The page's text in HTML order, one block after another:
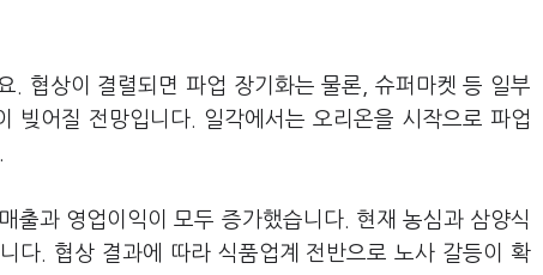
협상이 결렬되면 파업 장기화는 물론, 슈퍼마켓 등 일부
빚어질 전망입니다. 일각에서는 오리온을 시작으로 파업
출과 영업이익이 모두 증가했습니다. 현재 농심과 삼양식
다. 협상 결과에 따라 식품업계 전반으로 노사 갈등이 확